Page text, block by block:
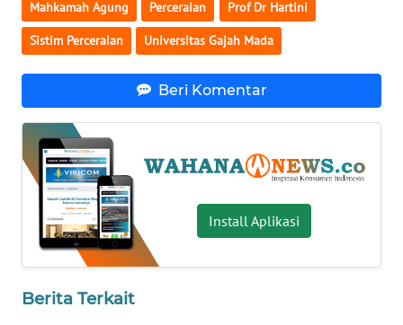
Mahkamah Agung Perceraian Prof Dr Hartini
Sistim Perceraian Universitas Gajah Mada
Beri Komentar
Install Aplikasi
Berita Terkait
WN
SUMBAR
WN
BENGKULU
WN
LAMPUNG
JATENG